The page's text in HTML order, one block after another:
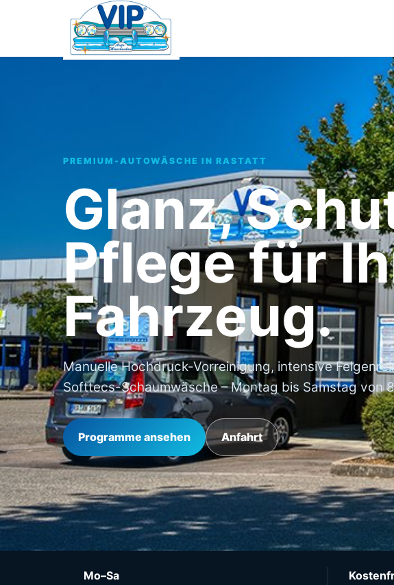
PREMIUM-AUTOWÄSCHE IN RASTATT
Glanz,
Pflege für
Fahrzeug.
Manuelle Hochdruck-Vorreinigung, intensive
Softtecs-Schaumwäsche – Montag bis Samstag von
Programme ansehen Anfahrt
Mo–Sa